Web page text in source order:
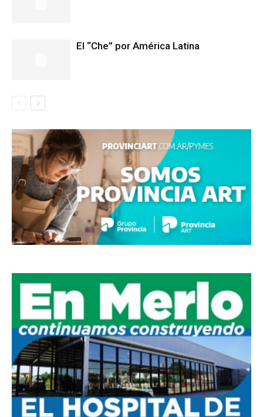
El “Che” por América Latina